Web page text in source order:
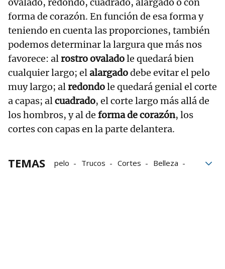
forma de corazón. En función de esa forma y
teniendo en cuenta las proporciones, también
podemos determinar la largura que más nos
favorece: alrostro ovaladole quedará bien
cualquier largo; elalargadodebe evitar el pelo
muy largo; alredondole quedará genial el corte
a capas; alcuadrado, el corte largo más allá de
los hombros, y al de forma de corazón, los
cortes con capas en la parte delantera.
TEMAS pelo Trucos Cortes
Belleza